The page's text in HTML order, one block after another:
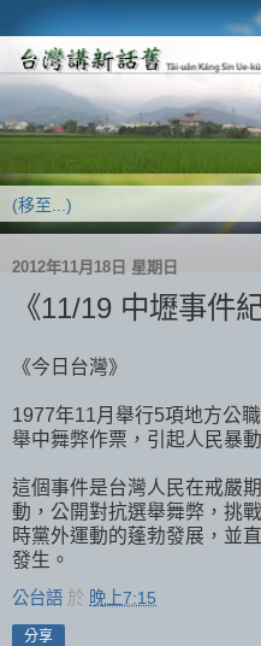
2012年11月18日 星期日
《11/19 中壢事件
《今日台灣》
1977年11月舉行5項地方公
舉中舞弊作票，引起人民暴
這個事件是台灣人民在戒嚴
動，公開對抗選舉舞弊，挑
時黨外運動的蓬勃發展，並
發生。
公台語 於 晚上7:15
分享